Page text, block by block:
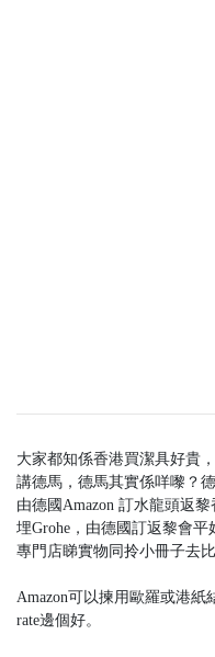
大家都知係香港買潔具好貴
講德馬，德馬其實係咩嚟？
由德國Amazon 訂水龍頭返
埋Grohe，由德國訂返黎會
專門店睇實物同拎小冊子去
Amazon可以揀用歐羅或港紙
rate邊個好。